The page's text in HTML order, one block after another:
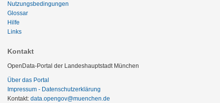
Nutzungsbedingungen
Glossar
Hilfe
Links
Kontakt
OpenData-Portal der Landeshauptstadt München
Über das Portal
Impressum - Datenschutzerklärung
Kontakt: data.opengov@muenchen.de